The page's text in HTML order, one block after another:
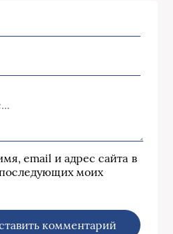
email и адрес сайта в
моих